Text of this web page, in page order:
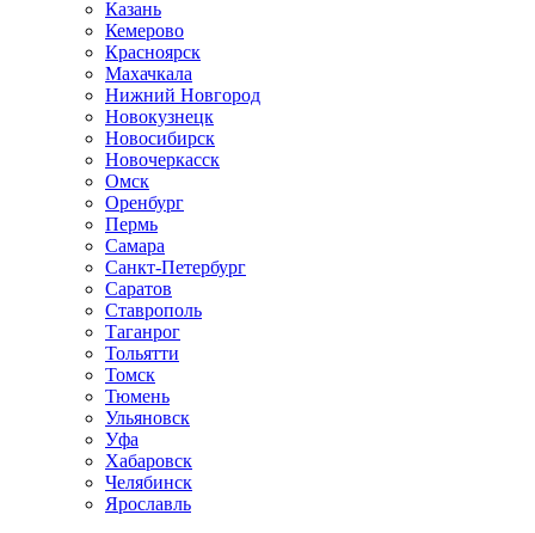
Казань
Кемерово
Красноярск
Махачкала
Нижний Новгород
Новокузнецк
Новосибирск
Новочеркаcск
Омск
Оренбург
Пермь
Самара
Санкт-Петербург
Саратов
Ставрополь
Таганрог
Тольятти
Томск
Тюмень
Ульяновск
Уфа
Хабаровск
Челябинск
Ярославль